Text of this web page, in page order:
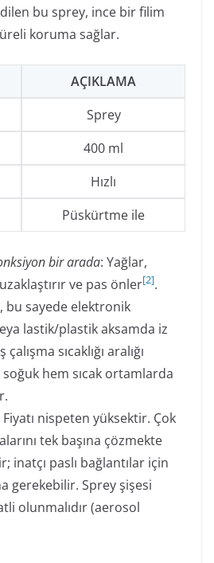
bu sprey, ince bir filim
koruma sağlar.
AÇIKLAMA
Sprey
400 ml
Hızlı
Püskürtme ile
bir arada: Yağlar,
ve pas önler[2].
bu sayede elektronik
lastik/plastik aksamda iz
sıcaklığı aralığı
hem sıcak ortamlarda
Fiyatı nispeten yüksektir. Çok
tek başına çözmekte
inatçı paslı bağlantılar için
gerekebilir. Sprey şişesi
olunmalıdır (aerosol